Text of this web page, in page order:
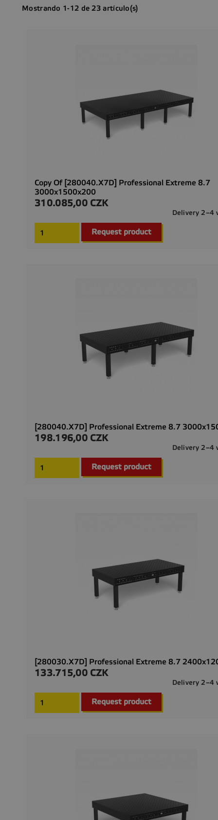
Mostrando 1-12 de 23 artículo(s)
Copy Of [280040.X7D] Professional Extreme 8.7
3000x1500x200
Precio
310.085,00 CZK
Delivery 2–4
Request product
[280040.X7D] Professional Extreme 8.7
Precio
198.196,00 CZK
Delivery 2–4
Request product
[280030.X7D] Professional Extreme 8.7
Precio
133.715,00 CZK
Delivery 2–4
Request product